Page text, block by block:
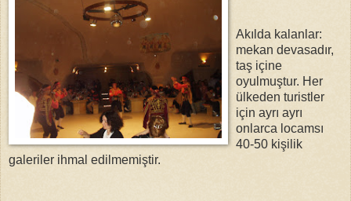
Akılda kalanlar:
mekan devasadır,
taş içine
oyulmuştur. Her
ülkeden turistler
için ayrı ayrı
onlarca locamsı
40-50 kişilik
galeriler ihmal edilmemiştir.